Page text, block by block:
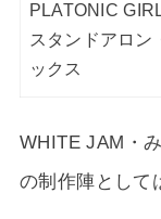
PLATONIC
スタンドアロン
ックス
WHITE JAM・
の制作陣として